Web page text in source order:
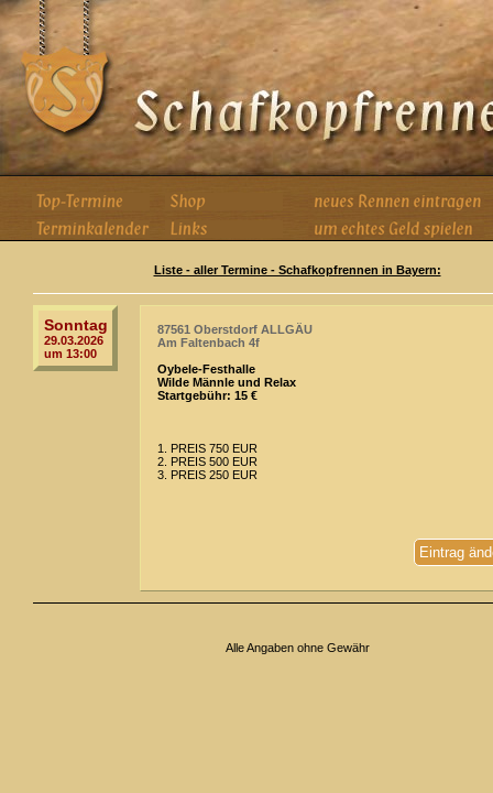
Liste - aller Termine - Schafkopfrennen in Bayern:
Sonntag
29.03.2026
um 13:00
87561 Oberstdorf ALLGÄU
Am Faltenbach 4f
Oybele-Festhalle
Wilde Männle und Relax
Startgebühr: 15 €
1. PREIS 750 EUR
2. PREIS 500 EUR
3. PREIS 250 EUR
Eintrag
Alle Angaben ohne Gewähr